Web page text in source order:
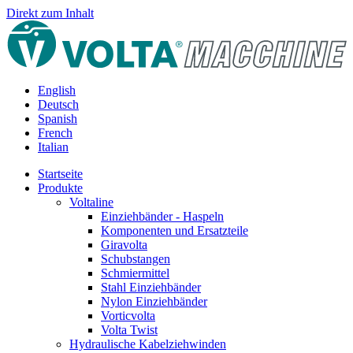
Direkt zum Inhalt
English
Deutsch
Spanish
French
Italian
Startseite
Produkte
Voltaline
Einziehbänder - Haspeln
Komponenten und Ersatzteile
Giravolta
Schubstangen
Schmiermittel
Stahl Einziehbänder
Nylon Einziehbänder
Vorticvolta
Volta Twist
Hydraulische Kabelziehwinden